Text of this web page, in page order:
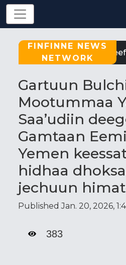
FINFINNE NEWS
NETWORK
Tigray:
Gartuun
Mootummaa
Saa’udiin
Gamtaan
Yemen
hidhaa
jechuun
Published Jan. 20, 2026,
383